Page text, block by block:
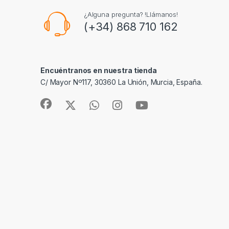
¿Alguna pregunta? !Llámanos!
(+34) 868 710 162
Encuéntranos en nuestra tienda
C/ Mayor Nº117, 30360 La Unión, Murcia, España.